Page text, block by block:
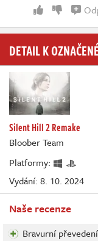
DETAIL K
Silent Hill 2 Remake
Bloober Team
Platformy:
Vydání: 8. 10. 2024
Naše recenze
Bravurní